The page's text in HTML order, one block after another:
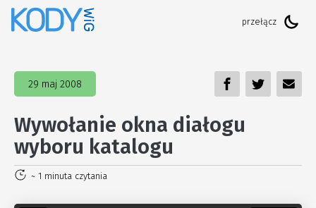
29 maj 2008
Wywołanie okna diałogu
wyboru katalogu
~ 1 minuta czytania